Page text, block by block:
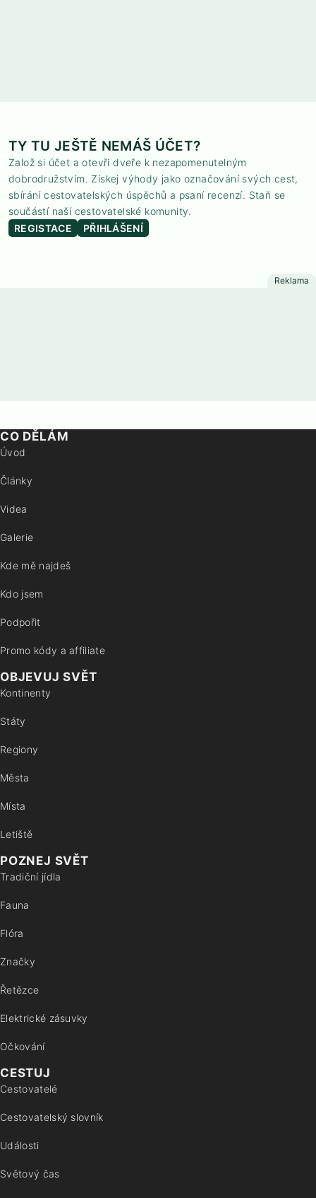
TY TU JEŠTĚ NEMÁŠ ÚČET?
Založ si účet a otevři dveře k nezapomenutelným
dobrodružstvím. Získej výhody jako označování svých cest,
sbírání cestovatelských úspěchů a psaní recenzí. Staň se
součástí naší cestovatelské komunity.
REGISTACE
PŘIHLÁŠENÍ
CO DĚLÁM
Úvod
Články
Videa
Galerie
Kde mě najdeš
Kdo jsem
Podpořit
Promo kódy a affiliate
OBJEVUJ SVĚT
Kontinenty
Státy
Regiony
Města
Místa
Letiště
POZNEJ SVĚT
Tradiční jídla
Fauna
Flóra
Značky
Řetězce
Elektrické zásuvky
Očkování
CESTUJ
Cestovatelé
Cestovatelský slovník
Události
Světový čas